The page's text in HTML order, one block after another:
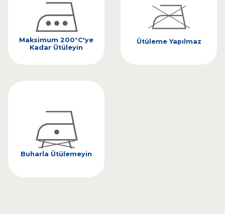
Maksimum 200°C'ye
Kadar Ütüleyin
Ütüleme Yapılmaz
Buharla Ütülemeyin